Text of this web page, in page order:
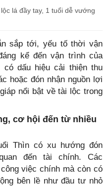
lá đầy tay, 1 tuổi dễ vướng
sắp tới, yếu tố thời vận
kể đến vận trình của
dấu hiệu cải thiện thu
hoặc đón nhận nguồn lợi
nổi bật về tài lộc trong
cơ hội đến từ nhiều
Thìn có xu hướng đón
đến tài chính. Các
việc chính mà còn có
bên lề như đầu tư nhỏ